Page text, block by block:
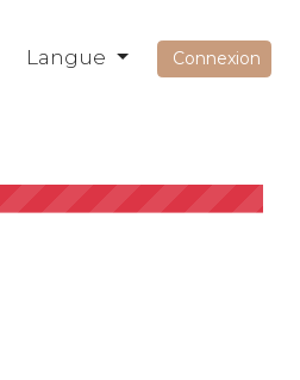
Langue Connexion